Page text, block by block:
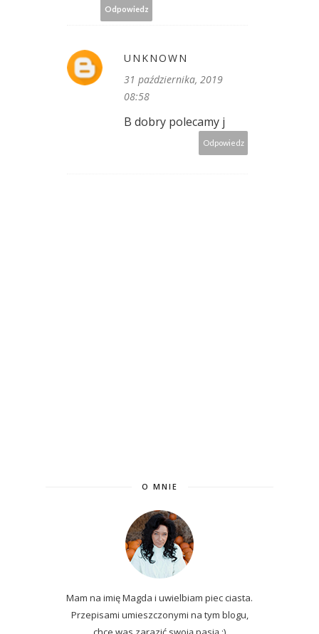
Odpowiedz
UNKNOWN
31 października, 2019
08:58
B dobry polecamy j
Odpowiedz
O MNIE
Mam na imię Magda i uwielbiam piec ciasta.
Przepisami umieszczonymi na tym blogu,